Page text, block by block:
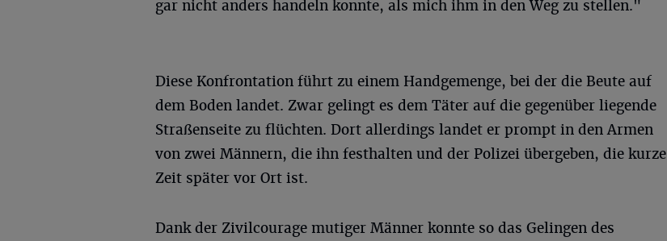
gar nicht anders handeln konnte, als mich ihm in den Weg zu stellen."
Diese Konfrontation führt zu einem Handgemenge, bei der die Beute auf
dem Boden landet. Zwar gelingt es dem Täter auf die gegenüber liegende
Straßenseite zu flüchten. Dort allerdings landet er prompt in den Armen
von zwei Männern, die ihn festhalten und der Polizei übergeben, die kurze
Zeit später vor Ort ist.
Dank der Zivilcourage mutiger Männer konnte so das Gelingen des